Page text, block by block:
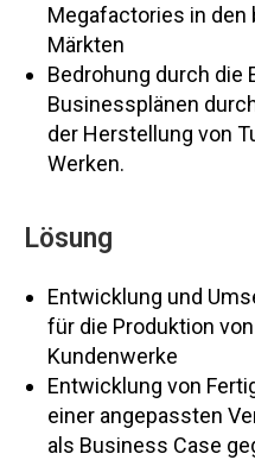
Megafactories in
Märkten
Bedrohung durch die
Businessplänen
der Herstellung von
Werken.
Lösung
Entwicklung und
für die Produktion
Kundenwerke
Entwicklung von
einer angepassten
als Business Case